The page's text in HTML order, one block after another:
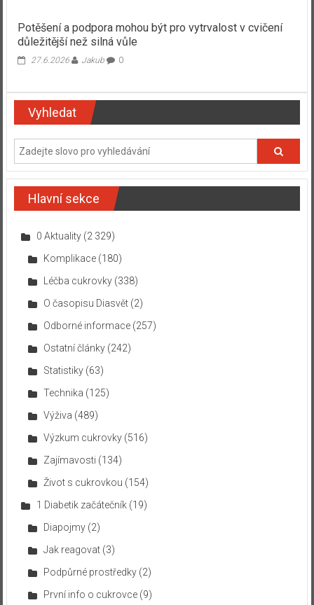
Potěšení a podpora mohou být pro vytrvalost v cvičení
důležitější než silná vůle
27.6.2026 Jakub 0
Vyhledat
Hlavní sekce
0 Aktuality(2 329)
Komplikace(180)
Léčba cukrovky(338)
O časopisu Diasvět(2)
Odborné informace(257)
Ostatní články(242)
Statistiky(63)
Technika (125)
Výživa (489)
Výzkum cukrovky(516)
Zajímavosti (134)
Život s cukrovkou (154)
1 Diabetik začátečník(19)
Diapojmy(2)
Jak reagovat(3)
Podpůrné prostředky(2)
První info o cukrovce(9)